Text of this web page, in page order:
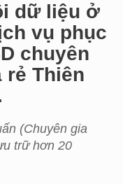
dữ liệu ở
vụ phục
chuyên
rẻ Thiên
(Chuyên gia
trữ hơn 20